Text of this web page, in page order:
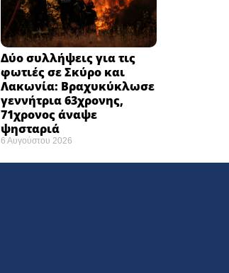
Δύο συλλήψεις για τις
φωτιές σε Σκύρο και
Λακωνία: Βραχυκύκλωσε
γεννήτρια 63χρονης,
71χρονος άναψε
ψησταριά
6 Αυγούστου 2026